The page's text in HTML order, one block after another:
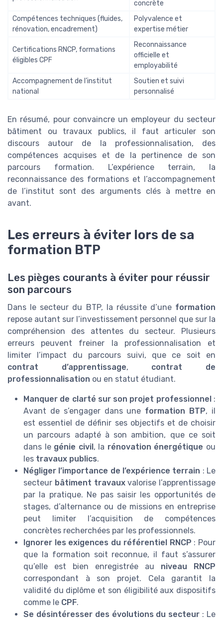
concrète
Compétences techniques (fluides,
rénovation, encadrement)
Polyvalence et
expertise métier
Certifications RNCP, formations
éligibles CPF
Reconnaissance
officielle et
employabilité
Accompagnement de l’institut
national
Soutien et suivi
personnalisé
En résumé, pour convaincre un employeur du secteur
bâtiment ou travaux publics, il faut articuler son
discours autour de la professionnalisation, des
compétences acquises et de la pertinence de son
parcours formation. L’expérience terrain, la
reconnaissance des formations et l’accompagnement
de l’institut sont des arguments clés à mettre en
avant.
Les erreurs à éviter lors de sa
formation BTP
Les pièges courants à éviter pour réussir
son parcours
Dans le secteur du BTP, la réussite d’une formation
repose autant sur l’investissement personnel que sur la
compréhension des attentes du secteur. Plusieurs
erreurs peuvent freiner la professionnalisation et
limiter l’impact du parcours suivi, que ce soit en
contrat d’apprentissage, contrat de
professionnalisation ou en statut étudiant.
Manquer de clarté sur son projet professionnel:
Avant de s’engager dans une formation BTP, il
est essentiel de définir ses objectifs et de choisir
un parcours adapté à son ambition, que ce soit
dans le génie civil, la rénovation énergétique ou
les travaux publics.
Négliger l’importance de l’expérience terrain : Le
secteur bâtiment travauxvalorise l’apprentissage
par la pratique. Ne pas saisir les opportunités de
stages, d’alternance ou de missions en entreprise
peut limiter l’acquisition de compétences
concrètes recherchées par les professionnels.
Ignorer les exigences du référentiel RNCP : Pour
que la formation soit reconnue, il faut s’assurer
qu’elle est bien enregistrée au niveau RNCP
correspondant à son projet. Cela garantit la
validité du diplôme et son éligibilité aux dispositifs
comme le CPF.
Se désintéresser des évolutions du secteur : Le